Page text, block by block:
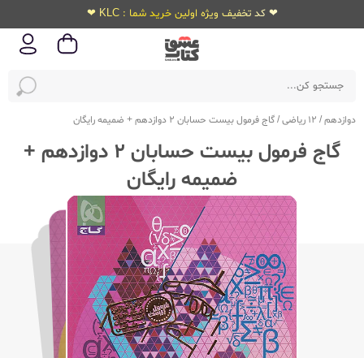
❤ کد تخفیف ویژه اولین خرید شما : KLC ❤
دوازدهم/ 12 ریاضی /گاج فرمول بیست حسابان 2 دوازدهم + ضمیمه رایگان
گاج فرمول بیست حسابان 2 دوازدهم +
ضمیمه رایگان